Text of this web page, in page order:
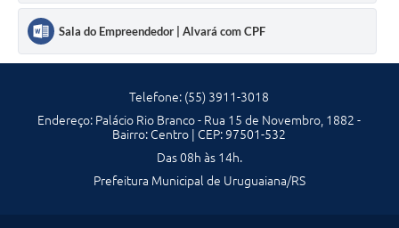
Sala do Empreendedor | Alvará com CPF
Telefone: (55) 3911-3018
Endereço: Palácio Rio Branco - Rua 15 de Novembro, 1882 -
Bairro: Centro | CEP: 97501-532
Das 08h às 14h.
Prefeitura Municipal de Uruguaiana/RS